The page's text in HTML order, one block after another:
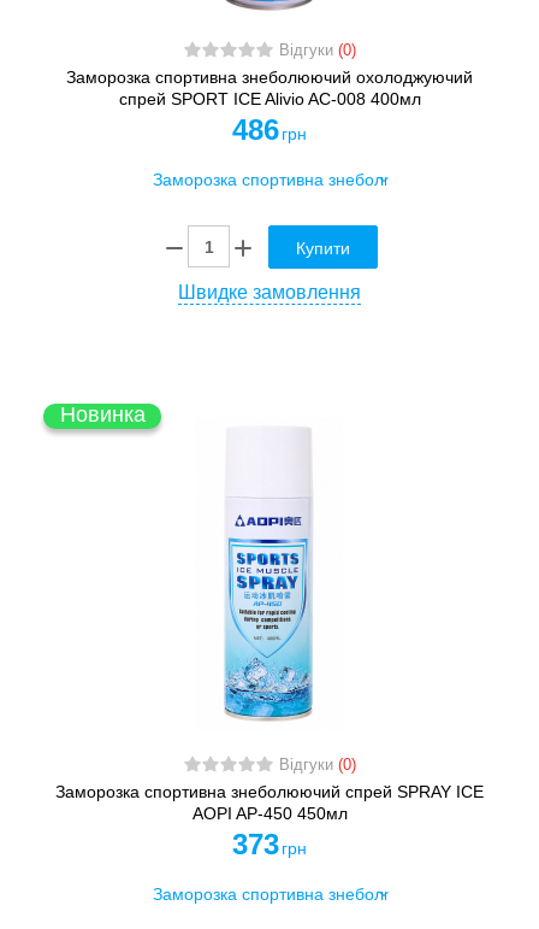
Відгуки (0)
Заморозка спортивна знеболюючий охолоджуючий
спрей SPORT ICE Alivio AC-008 400мл
486 грн
Купити
Швидке замовлення
Новинка
Відгуки (0)
Заморозка спортивна знеболюючий спрей SPRAY ICE
AOPI AP-450 450мл
373 грн